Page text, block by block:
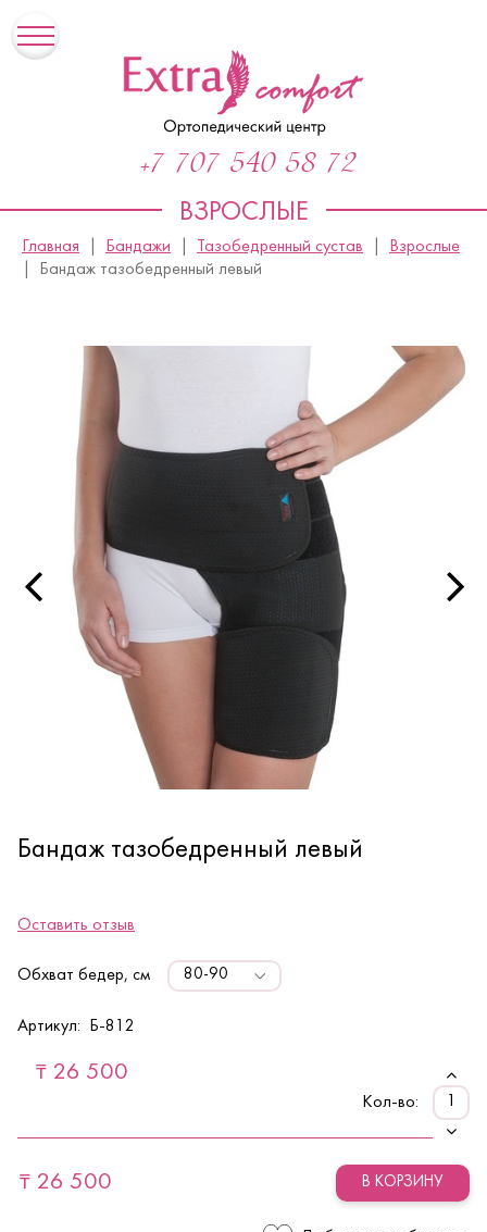
+7 707 540 58 72
ВЗРОСЛЫЕ
Главная Бандажи Тазобедренный сустав
Взрослые
Бандаж тазобедренный левый
Бандаж тазобедренный левый
Оставить отзыв
Обхват бедер, см
Артикул: Б-812
₸26 500
Кол-во:
₸ 26 500 В КОРЗИНУ